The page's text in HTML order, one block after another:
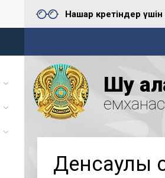
Нашар көретіндер үшін
Шу
Денсаулық